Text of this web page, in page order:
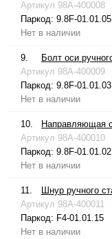
Артикул 98A-400008
Паркод: 9.8F-01.01.05
Нет в наличии
9.
Болт оси
Артикул 98A-400009
Паркод: 9.8F-01.01.03
Нет в наличии
10.
Направляющая
Артикул 98A-400010
Паркод: 9.8F-01.01.02
Нет в наличии
11.
Шнур ручного
Артикул 98A-400011
Паркод: F4-01.01.15
Нет в наличии